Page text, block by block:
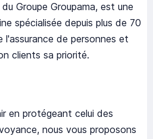
Groupe Groupama, est une
spécialisée depuis plus de 70
l'assurance de personnes et
clients sa priorité.
en protégeant celui des
nous vous proposons